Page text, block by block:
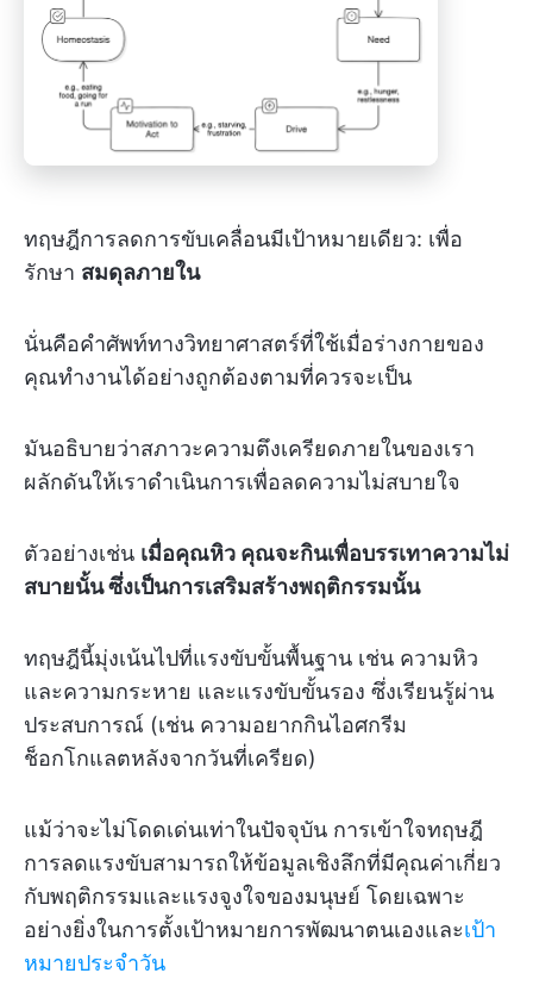
ทฤษฎีการลดการขับเคลื่อนมีเป้าหมายเดียว: เพื่อ
รักษา สมดุลภายใน
นั่นคือคำศัพท์ทางวิทยาศาสตร์ที่ใช้เมื่อร่างกายของ
คุณทำงานได้อย่างถูกต้องตามที่ควรจะเป็น
มันอธิบายว่าสภาวะความตึงเครียดภายในของเรา
ผลักดันให้เราดำเนินการเพื่อลดความไม่สบายใจ
ตัวอย่างเช่น เมื่อคุณหิว คุณจะกินเพื่อบรรเทาความไม่
สบายนั้น ซึ่งเป็นการเสริมสร้างพฤติกรรมนั้น
ทฤษฎีนี้มุ่งเน้นไปที่แรงขับขั้นพื้นฐาน เช่น ความหิว
และความกระหาย และแรงขับขั้นรอง ซึ่งเรียนรู้ผ่าน
ประสบการณ์ (เช่น ความอยากกินไอศกรีม
ช็อกโกแลตหลังจากวันที่เครียด)
แม้ว่าจะไม่โดดเด่นเท่าในปัจจุบัน การเข้าใจทฤษฎี
การลดแรงขับสามารถให้ข้อมูลเชิงลึกที่มีคุณค่าเกี่ยว
กับพฤติกรรมและแรงจูงใจของมนุษย์ โดยเฉพาะ
อย่างยิ่งในการตั้งเป้าหมายการพัฒนาตนเองและเป้า
หมายประจำวัน